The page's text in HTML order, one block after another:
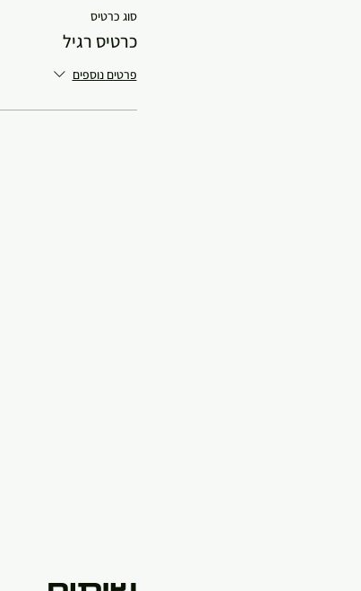
סוג כרטיס
כרטיס רגיל
פרטים נוספים